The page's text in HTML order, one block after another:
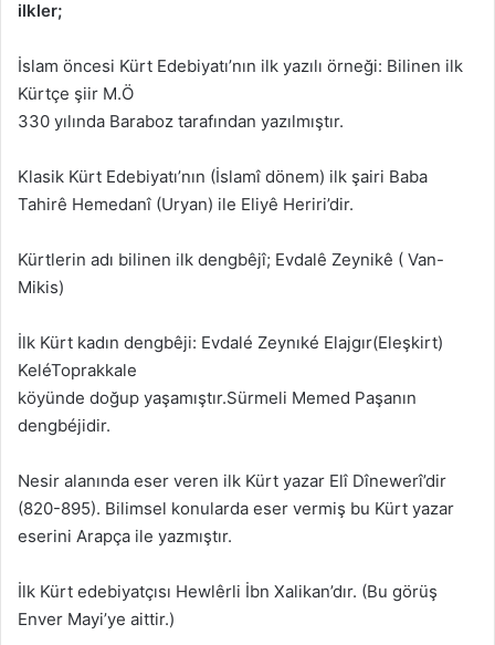
r
m
ilkler;
İslam öncesi Kürt Edebiyatı’nın ilk yazılı örneği: Bilinen ilk
Kürtçe şiir M.Ö
330 yılında Baraboz tarafından yazılmıştır.
Klasik Kürt Edebiyatı’nın (İslamî dönem) ilk şairi Baba
Tahirê Hemedanî (Uryan) ile Eliyê Heriri’dir.
Kürtlerin adı bilinen ilk dengbêjî; Evdalê Zeynikê ( Van-
Mikis)
İlk Kürt kadın dengbêji: Evdalé Zeynıké Elajgır(Eleşkirt)
KeléToprakkale
köyünde doğup yaşamıştır.Sürmeli Memed Paşanın
dengbéjidir.
Nesir alanında eser veren ilk Kürt yazar Elî Dînewerî’dir
(820-895). Bilimsel konularda eser vermiş bu Kürt yazar
eserini Arapça ile yazmıştır.
İlk Kürt edebiyatçısı Hewlêrli İbn Xalikan’dır. (Bu görüş
Enver Mayi’ye aittir.)